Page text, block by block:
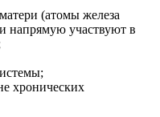
(атомы железа
напрямую участвуют в
хронических